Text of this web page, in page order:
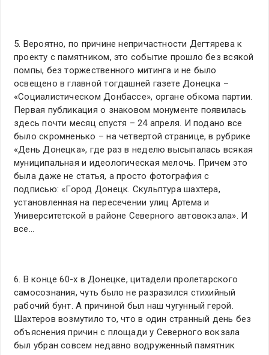
5. Вероятно, по причине непричастности Дегтярева к
проекту с памятником, это событие прошло без всякой
помпы, без торжественного митинга и не было
освещено в главной тогдашней газете Донецка –
«Социалистическом Донбассе», органе обкома партии.
Первая публикация о знаковом монументе появилась
здесь почти месяц спустя – 24 апреля. И подано все
было скромненько – на четвертой странице, в рубрике
«День Донецка», где раз в неделю высыпалась всякая
муниципальная и идеологическая мелочь. Причем это
была даже не статья, а просто фотография с
подписью: «Город Донецк. Скульптура шахтера,
установленная на пересечении улиц Артема и
Университетской в районе Северного автовокзала». И
все…
6. В конце 60-х в Донецке, цитадели пролетарского
самосознания, чуть было не разразился стихийный
рабочий бунт. А причиной был наш чугунный герой.
Шахтеров возмутило то, что в один странный день без
объяснения причин с площади у Северного вокзала
был убран совсем недавно водруженный памятник